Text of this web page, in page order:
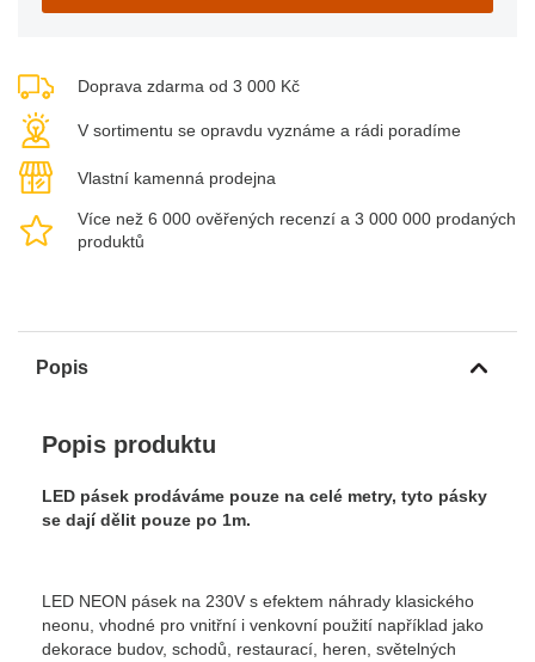
Doprava zdarma od 3 000 Kč
V sortimentu se opravdu vyznáme a rádi poradíme
Vlastní kamenná prodejna
Více než 6 000 ověřených recenzí a 3 000 000 prodaných
produktů
Popis
Popis produktu
LED pásek prodáváme pouze na celé metry, tyto pásky
se dají dělit pouze po 1m.
LED NEON pásek na 230V s efektem náhrady klasického
neonu, vhodné pro vnitřní i venkovní použití například jako
dekorace budov, schodů, restaurací, heren, světelných